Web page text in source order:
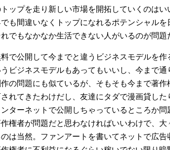
ップを走り新しい市場を開拓していくのはい
も間違いなくトップになれるポテンシャル
でもなかなか生活できない人がいるのが問題
で公開して今までと違うビジネスモデルを作
ビジネスモデルもあってもいいし、今まで通
の問題にも似ているが、そもそも今まで著作
れてきたわけだし、友達にタダで漫画貸した
ターネットで公開しちゃっているところか問
権者が問題だと思わなければいいわけで、大
は当然。ファンアートを書いてネットで広